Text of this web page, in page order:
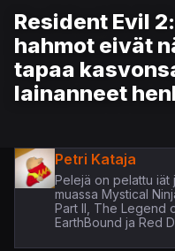
Resident Evil
hahmot eivät
tapaa
lainanneet
Petri Kataja
Pelejä on pelattu iät
muassa Mystical
Part II, The Legend
EarthBound ja Red